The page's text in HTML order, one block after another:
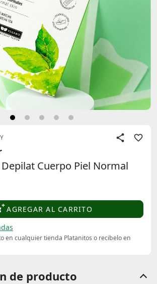
Depilat Cuerpo Piel Normal
AGREGAR AL CARRITO
en cualquier tienda Platanitos o recibelo en
de producto